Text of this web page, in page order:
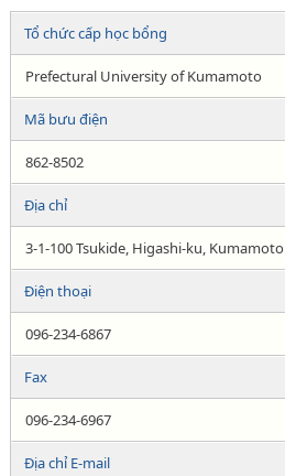
Tổ chức cấp học bổng
Prefectural University of Kumamoto
Mã bưu điện
862-8502
Địa chỉ
3-1-100 Tsukide, Higashi-ku, Kumamoto
Điện thoại
096-234-6867
Fax
096-234-6967
Địa chỉ E-mail